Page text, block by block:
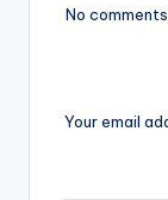
No
Your email